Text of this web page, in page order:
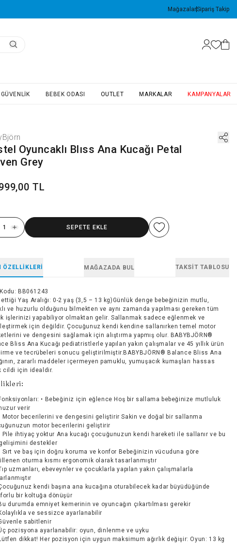
MağazalarSipariş Takip
BEBEK ODASI OUTLET MARKALAR KAMPANYALAR
Oyuncaklı Blıss Ana Kucağı Petal
Grey
TL
SEPETE EKLE
ÖZELLIKLERI MAĞAZADA BUL TAKSIT TABLOSU
: BB061243
Yaş Aralığı: 0-2 yaş (3,5 – 13 kg)Günlük denge bebeğinizin mutlu,
ve huzurlu olduğunu bilmekten ve aynı zamanda yapılması gereken tüm
işlerinizi yapabiliyor olmaktan gelir. Sallanmak sadece eğlenmek ve
için değildir. Çocuğunuz kendi kendine sallanırken temel motor
ve dengesini sağlamak için alıştırma yapmış olur. BABYBJÖRN®
Bliss Ana Kucağı pediatristlerle yapılan yakın çalışmalar ve 45 yıllık ürün
ve tecrübeleri sonucu geliştirilmiştir.BABYBJÖRN® Balance Bliss Ana
zararlı maddeler içermeyen pamuklu, yumuşacık kumaşları hassas
cildi için idealdir.
• Bebeğiniz için eğlence Hoş bir sallama bebeğinize mutluluk
verir
Motor becerilerini ve dengesini geliştirir Sakin ve doğal bir sallanma
motor becerilerini geliştirir
Pile ihtiyaç yoktur Ana kucağı çocuğunuzun kendi hareketi ile sallanır ve bu
destekler
Sırt ve baş için doğru koruma ve konfor Bebeğinizin vücuduna göre
oturma kısmı ergonomik olarak tasarlanmıştır
uzmanları, ebeveynler ve çocuklarla yapılan yakın çalışmalarla
kendi başına ana kucağına oturabilecek kadar büyüdüğünde
bir koltuğa dönüşür
durumda emniyet kemerinin ve oyuncağın çıkartılması gerekir
ve sessizce ayarlanabilir
sabitlenir
pozisyona ayarlanabilir: oyun, dinlenme ve uyku
dikkat! Her pozisyon için uygun maksimum ağırlık değişir: Oyun: 13 kg